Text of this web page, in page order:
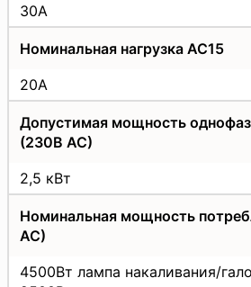
30A
Номинальная нагрузка АС15
20А
Допустимая мощность
(230В АС)
2,5 кВт
Номинальная мощность
АС)
4500Вт лампа накаливания/